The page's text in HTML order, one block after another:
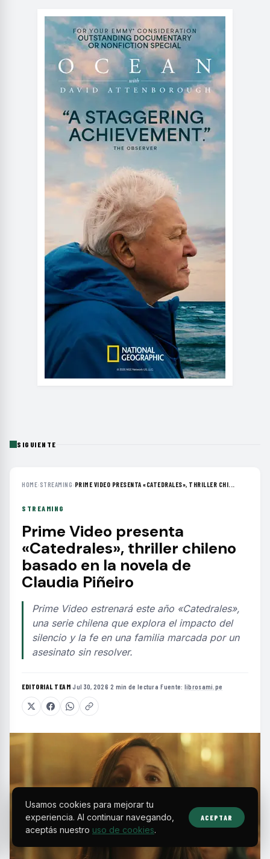
SIGUIENTE
HOME› STREAMING› PRIME VIDEO PRESENTA «CATEDRALES», THRILLER CHI...
STREAMING
Prime Video presenta
«Catedrales», thriller chileno
basado en la novela de
Claudia Piñeiro
Prime Video estrenará este año «Catedrales»,
una serie chilena que explora el impacto del
silencio y la fe en una familia marcada por un
asesinato sin resolver.
EDITORIAL TEAM·Jul 30, 2026·2 min de lectura·Fuente: librosami.pe
Usamos cookies para mejorar tu
experiencia. Al continuar navegando,
aceptás nuestro uso de cookies.
ACEPTAR